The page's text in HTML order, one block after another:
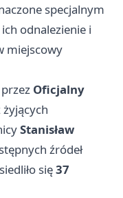
specjalnym
odnalezienie i
miejscowy
Oficjalny
Stanisław
źródeł
się37